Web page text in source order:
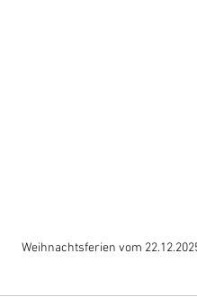
Weihnachtsferien vom